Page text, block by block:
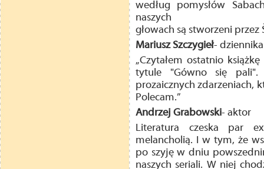
według pomysłów
naszych
głowach są stworzeni przez
Mariusz Szczygieł-
„Czytałem ostatnio
tytule "Gówno się
prozaicznych zdarzeniach,
Polecam.”
Andrzej Grabowski- aktor
Literatura czeska par
melancholią. I w tym, że
po szyję w dniu
naszych seriali. W niej